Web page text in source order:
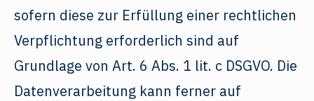
sofern diese zur Erfüllung einer rechtlichen
Verpflichtung erforderlich sind auf
Grundlage von Art. 6 Abs. 1 lit. c DSGVO. Die
Datenverarbeitung kann ferner auf